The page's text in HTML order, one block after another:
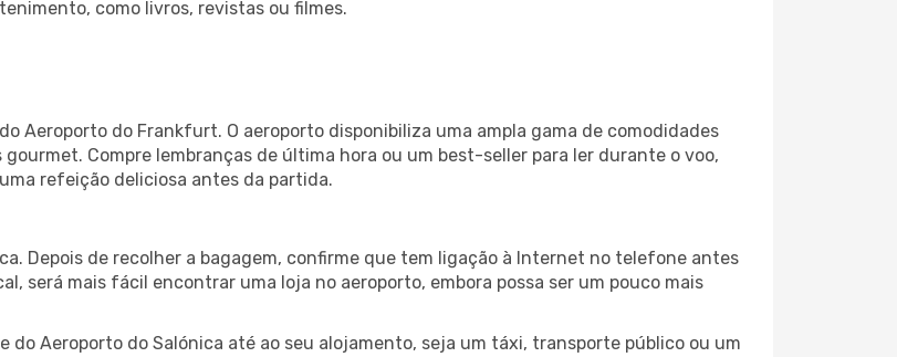
como livros, revistas ou filmes.
Aeroporto do Frankfurt. O aeroporto disponibiliza uma ampla gama de comodidades
Compre lembranças de última hora ou um best-seller para ler durante o voo,
refeição deliciosa antes da partida.
Depois de recolher a bagagem, confirme que tem ligação à Internet no telefone antes
será mais fácil encontrar uma loja no aeroporto, embora possa ser um pouco mais
do Aeroporto do Salónica até ao seu alojamento, seja um táxi, transporte público ou um